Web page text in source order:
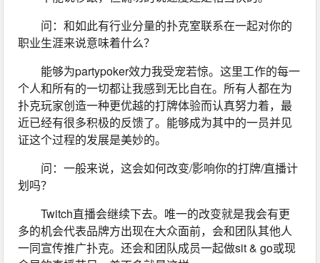
问：和如此有行业分量的扑克室联系在一起对你的
职业生涯来说意味着什么？
能够为partypoker效力我受宠若惊。这里工作的每一
个人和所有的一切都让我感到无比自在。所有人都在为
扑克玩家创造一种更优越的打牌体验而认真努力着，最
近已经有很多积极的反馈了。能够成为其中的一员并见
证这个过程的发展是美妙的。
问：一般来说，这会如何改变/影响你的打牌/直播计
划吗？
Twitch直播会继续下去。唯一的改变就是我会有更
多的机会代表品牌方出现在大众面前，会和团队其他人
一同宣传推广扑克。还会和团队成员一起做sit & go或现